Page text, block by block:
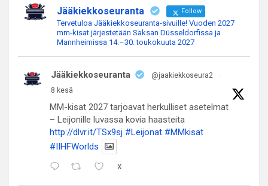
Jääkiekkoseuranta Follow
Tervetuloa Jääkiekkoseuranta-sivuille! Vuoden 2027
mm-kisat järjestetään Saksan Düsseldorfissa ja
Mannheimissa 14.–30. toukokuuta 2027
Jääkiekkoseuranta @jaakiekkoseura2
·
8 kesä
MM-kisat 2027 tarjoavat herkulliset asetelmat
– Leijonille luvassa kovia haasteita
http://dlvr.it/TSx9sj #Leijonat #MMkisat
#IIHFWorlds
X